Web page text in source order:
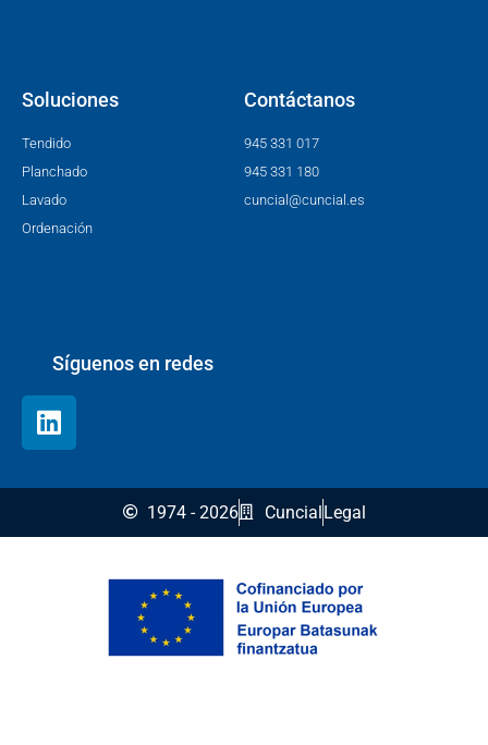
Soluciones
Tendido
Planchado
Lavado
Ordenación
Contáctanos
945 331 017
945 331 180
cuncial@cuncial.es
Síguenos en redes
1974 - 2026 CuncialLegal